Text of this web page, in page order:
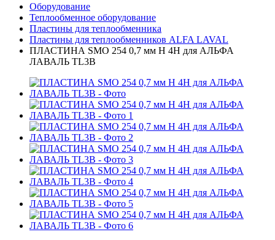
Оборудование
Теплообменное оборудование
Пластины для теплообменника
Пластины для теплообменников ALFA LAVAL
ПЛАСТИНА SMO 254 0,7 мм H 4H для АЛЬФА
ЛАВАЛЬ TL3B